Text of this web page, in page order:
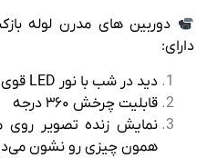
دوربین‌ های مدرن لوله‌
دارای:
دید در شب با نور LED قوی
قابلیت چرخش ۳۶۰ درجه
همون چیزی رو نشون می‌دن